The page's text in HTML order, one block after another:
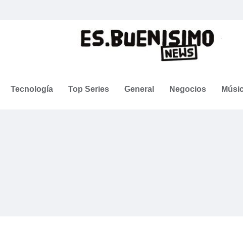
Tecnología Top Series General Negocios